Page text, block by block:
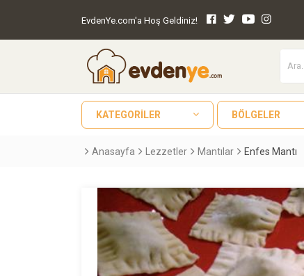
EvdenYe.com'a Hoş Geldiniz!
KATEGORILER BÖLGELER
Anasayfa Lezzetler Mantılar Enfes Mantı